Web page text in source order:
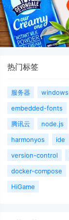
热门标签
服务器 windows
embedded-fonts
腾讯云
node.js
harmonyos
ide
version-control
docker-compose
HiGame